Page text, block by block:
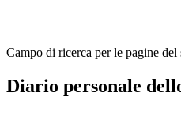
Campo di ricerca per le pagine del
Diario personale